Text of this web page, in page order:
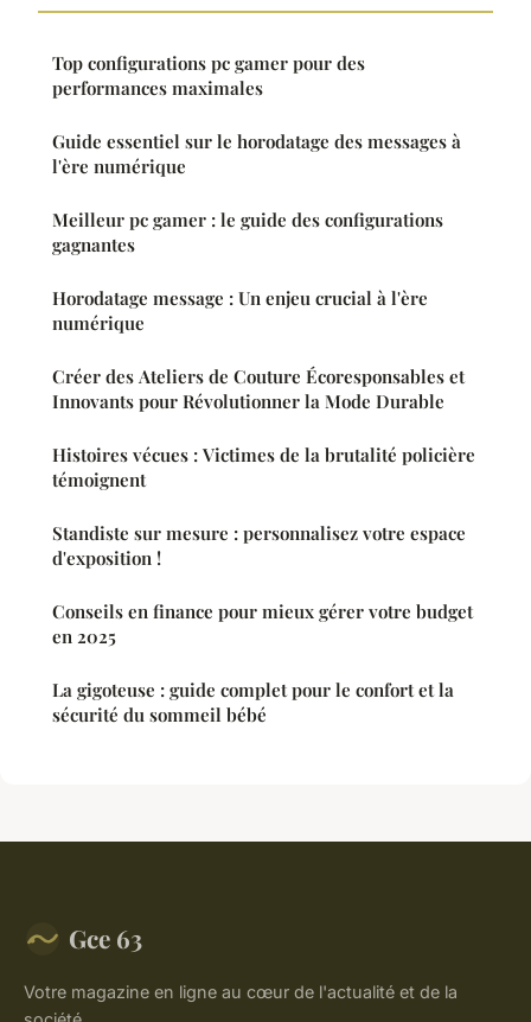
Top configurations pc gamer pour des
performances maximales
Guide essentiel sur le horodatage des messages à
l'ère numérique
Meilleur pc gamer : le guide des configurations
gagnantes
Horodatage message : Un enjeu crucial à l'ère
numérique
Créer des Ateliers de Couture Écoresponsables et
Innovants pour Révolutionner la Mode Durable
Histoires vécues : Victimes de la brutalité policière
témoignent
Standiste sur mesure : personnalisez votre espace
d'exposition !
Conseils en finance pour mieux gérer votre budget
en 2025
La gigoteuse : guide complet pour le confort et la
sécurité du sommeil bébé
Gce 63
Votre magazine en ligne au cœur de l'actualité et de la